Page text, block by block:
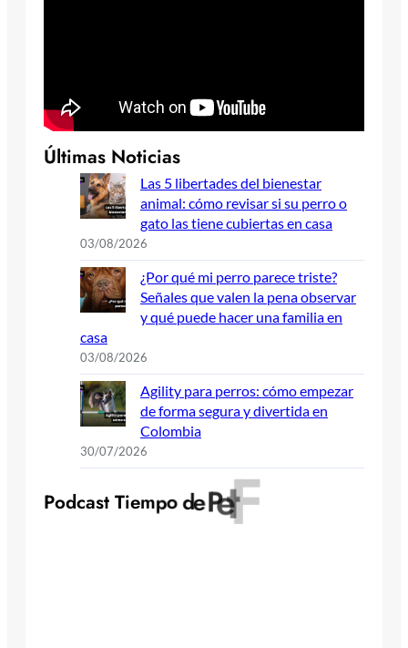
Últimas Noticias
Las 5 libertades del bienestar
animal: cómo revisar si su perro o
gato las tiene cubiertas en casa
03/08/2026
¿Por qué mi perro parece triste?
Señales que valen la pena observar
y qué puede hacer una familia en
casa
03/08/2026
Agility para perros: cómo empezar
de forma segura y divertida en
Colombia
30/07/2026
Podcast TiempodePet Fam